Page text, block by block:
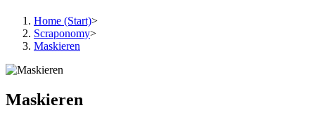
Home (Start)>
Scraponomy>
Maskieren
Maskieren